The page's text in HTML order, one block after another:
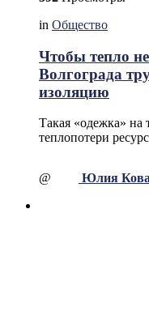
in Общество
Чтобы тепло не
Волгограда
изоляцию
Такая «одежка» на
теплопотери
@ Юлия